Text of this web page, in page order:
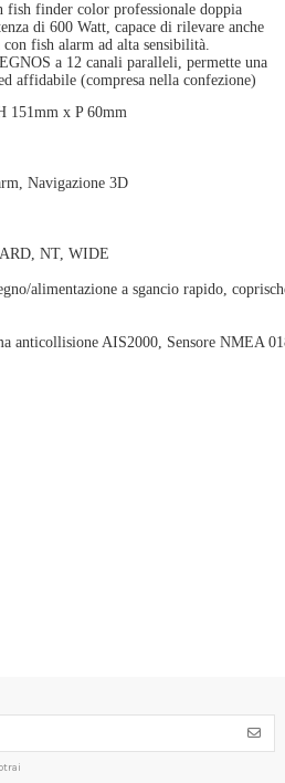
fish finder color professionale doppia
di 600 Watt, capace di rilevare anche
fish alarm ad alta sensibilità.
a 12 canali paralleli, permette una
affidabile (compresa nella confezione)
151mm x P 60mm
Navigazione 3D
NT, WIDE
alimentazione a sgancio rapido,
anticollisione AIS2000, Sensore NMEA